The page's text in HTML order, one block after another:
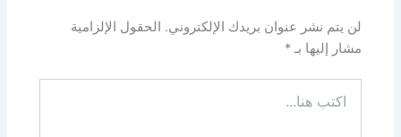
لن يتم نشر عنوان بريدك الإلكتروني. الحقول الإلزامية
مشار إليها بـ*
هنا...